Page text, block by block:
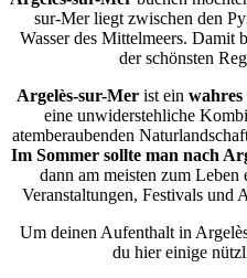
sur-Mer liegt zwischen den
Wasser des Mittelmeers. Damit
der schönsten
Argelès-sur-Mer ist ein
eine unwiderstehliche
atemberaubenden
Im Sommer sollte man nach
dann am meisten zum
Veranstaltungen, Festivals und
Um deinen Aufenthalt in
du hier einige